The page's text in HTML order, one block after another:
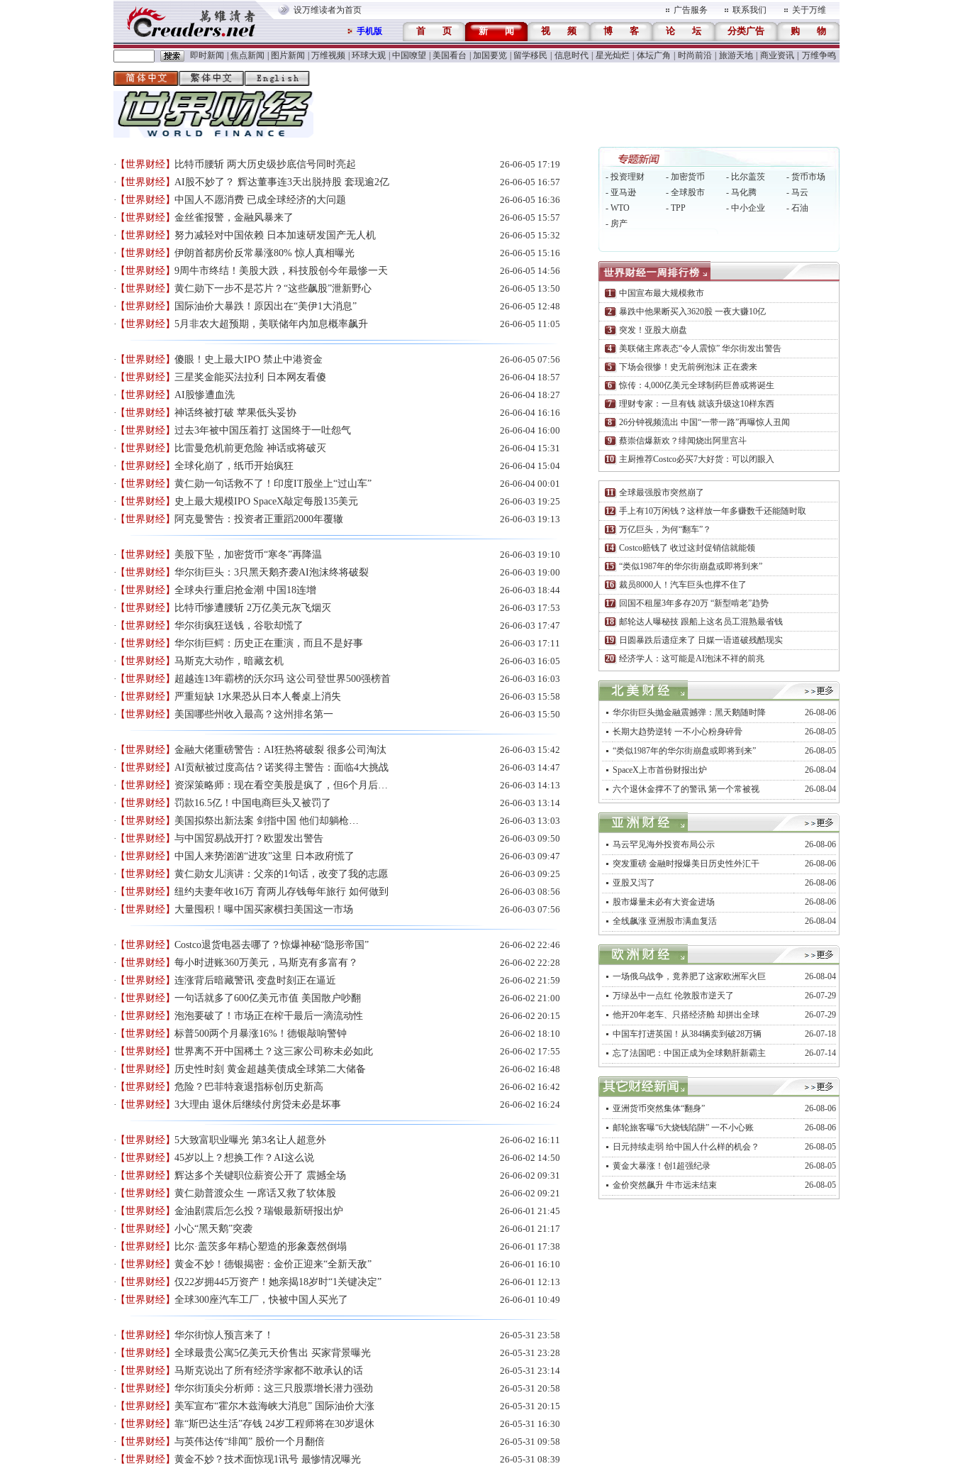
设万维读者为首页 广告服务 联系我们 关于万维
手机版 首 页 新 闻 视 频 博 客 论 坛 分类广告 购 物
即时新闻 焦点新闻 图片新闻 万维视频 环球大观 中国嘹望 美国看台 加国要览 留学移民 信息时代 星光灿烂 体坛广角 时尚前沿 旅游天地 商业资讯 万维争鸣
【世界财经】 比特币腰斩 两大历史级抄底信号同时亮起
26-06-05 17:19
【世界财经】AI股不妙了？ 辉达董事连3天出脱持股 套现逾2亿
26-06-05 16:57
【世界财经】中国人不愿消费 已成全球经济的大问题
26-06-05 16:36
【世界财经】金丝雀报警，金融风暴来了
26-06-05 15:57
【世界财经】努力减轻对中国依赖 日本加速研发国产无人机
26-06-05 15:32
【世界财经】伊朗首都房价反常暴涨80% 惊人真相曝光
26-06-05 15:16
【世界财经】9周牛市终结！美股大跌，科技股创今年最惨一天
26-06-05 14:56
【世界财经】黄仁勋下一步不是芯片？“这些飙股”泄新野心
26-06-05 13:50
【世界财经】
国际油价大暴跌！原因出在“美伊1大消息”
26-06-05 12:48
【世界财经】5月非农大超预期，美联储年内加息概率飙升 26-06-05 11:05
【世界财经】傻眼！史上最大IPO 禁止中港资金
26-06-05 07:56
【世界财经】三星奖金能买法拉利 日本网友看傻
26-06-04 18:57
【世界财经】AI股惨遭血洗
26-06-04 18:27
【世界财经】神话终被打破 苹果低头妥协
26-06-04 16:16
【世界财经】过去3年被中国压着打 这国终于一吐怨气
26-06-04 16:00
【世界财经】 比雷曼危机前更危险 神话或将破灭
26-06-04 15:31
【世界财经】全球化崩了，纸币开始疯狂
26-06-04 15:04
【世界财经】黄仁勋一句话救不了！印度IT股坐上“过山车”
26-06-04 00:01
【世界财经】 史上最大规模IPO SpaceX敲定每股135美元
26-06-03 19:25
【世界财经】 阿克曼警告：投资者正重蹈2000年覆辙 26-06-03 19:13
【世界财经】美股下坠，加密货币“寒冬”再降温
26-06-03 19:10
【世界财经】华尔街巨头：3只黑天鹅齐袭AI泡沫终将破裂
26-06-03 19:00
【世界财经】全球央行重启抢金潮 中国18连增
26-06-03 18:44
【世界财经】 比特币惨遭腰斩 2万亿美元灰飞烟灭
26-06-03 17:53
【世界财经】华尔街疯狂送钱，谷歌却慌了
26-06-03 17:47
【世界财经】华尔街巨鳄：历史正在重演，而且不是好事
26-06-03 17:11
【世界财经】马斯克大动作，暗藏玄机
26-06-03 16:05
【世界财经】超越连13年霸榜的沃尔玛 这公司登世界500强榜首
26-06-03 16:03
【世界财经】严重短缺 1水果恐从日本人餐桌上消失
26-06-03 15:58
【世界财经】美国哪些州收入最高？这州排名第一 26-06-03 15:50
【世界财经】金融大佬重磅警告：AI狂热将破裂 很多公司淘汰
26-06-03 15:42
【世界财经】AI贡献被过度高估？诺奖得主警告：面临4大挑战
26-06-03 14:47
【世界财经】资深策略师：现在看空美股是疯了，但6个月后…
26-06-03 14:13
【世界财经】罚款16.5亿！中国电商巨头又被罚了
26-06-03 13:14
【世界财经】美国拟祭出新法案 剑指中国 他们却躺枪…
26-06-03 13:03
【世界财经】与中国贸易战开打？欧盟发出警告
26-06-03 09:50
【世界财经】中国人来势汹汹“进攻”这里 日本政府慌了
26-06-03 09:47
【世界财经】黄仁勋女儿演讲：父亲的1句话，改变了我的志愿
26-06-03 09:25
【世界财经】纽约夫妻年收16万 育两儿存钱每年旅行 如何做到
26-06-03 08:56
【世界财经】大量囤积！曝中国买家横扫美国这一市场 26-06-03 07:56
【世界财经】Costco退货电器去哪了？惊爆神秘“隐形帝国”
26-06-02 22:46
【世界财经】每小时进账360万美元，马斯克有多富有？
26-06-02 22:28
【世界财经】连涨背后暗藏警讯 变盘时刻正在逼近
26-06-02 21:59
【世界财经】一句话就多了600亿美元市值 美国散户吵翻
26-06-02 21:00
【世界财经】泡泡要破了！市场正在榨干最后一滴流动性
26-06-02 20:15
【世界财经】标普500两个月暴涨16%！德银敲响警钟
26-06-02 18:10
【世界财经】世界离不开中国稀土？这三家公司称未必如此
26-06-02 17:55
【世界财经】历史性时刻 黄金超越美债成全球第二大储备
26-06-02 16:48
【世界财经】危险？巴菲特衰退指标创历史新高
26-06-02 16:42
【世界财经】3大理由 退休后继续付房贷未必是坏事 26-06-02 16:24
【世界财经】5大致富职业曝光 第3名让人超意外
26-06-02 16:11
【世界财经】45岁以上？想换工作？AI这么说
26-06-02 14:50
【世界财经】辉达多个关键职位薪资公开了 震撼全场
26-06-02 09:31
【世界财经】黄仁勋普渡众生 一席话又救了软体股
26-06-02 09:21
【世界财经】金油剧震后怎么投？瑞银最新研报出炉
26-06-01 21:45
【世界财经】小心“黑天鹅”突袭
26-06-01 21:17
【世界财经】 比尔·盖茨多年精心塑造的形象轰然倒塌
26-06-01 17:38
【世界财经】黄金不妙！德银揭密：金价正迎来“全新天敌”
26-06-01 16:10
【世界财经】仅22岁拥445万资产！她亲揭18岁时“1关键决定”
26-06-01 12:13
【世界财经】全球300座汽车工厂，快被中国人买光了 26-06-01 10:49
【世界财经】华尔街惊人预言来了！
26-05-31 23:58
【世界财经】全球最贵公寓5亿美元天价售出 买家背景曝光
26-05-31 23:28
【世界财经】马斯克说出了所有经济学家都不敢承认的话
26-05-31 23:14
【世界财经】华尔街顶尖分析师：这三只股票增长潜力强劲
26-05-31 20:58
【世界财经】美军宣布“霍尔木兹海峡大消息” 国际油价大涨
26-05-31 20:15
【世界财经】靠“斯巴达生活”存钱 24岁工程师将在30岁退休
26-05-31 16:30
【世界财经】与英伟达传“绯闻” 股价一个月翻倍
26-05-31 09:58
【世界财经】黄金不妙？技术面惊现1讯号 最惨情况曝光
26-05-31 08:39
- 投资理财 - 加密货币 - 比尔盖茨
- 货币市场
- 亚马逊
- 全球股市 - 马化腾
- 马云
- WTO
- TPP - 中小企业
- 石油
- 房产
中国宣布最大规模救市
暴跌中他果断买入3620股 一夜大赚10亿
突发！亚股大崩盘
美联储主席表态“令人震惊” 华尔街发出警告
下场会很惨！史无前例泡沫 正在袭来
惊传：4,000亿美元全球制药巨兽或将诞生
理财专家：一旦有钱 就该升级这10样东西
26分钟视频流出 中国“一带一路”再曝惊人丑闻
蔡崇信爆新欢？绯闻烧出阿里宫斗
主厨推荐Costco必买7大好货：可以闭眼入
全球最强股市突然崩了
手上有10万闲钱？这样放一年多赚数千还能随时取
万亿巨头，为何“翻车”？
Costco赔钱了 收过这封促销信就能领
“类似1987年的华尔街崩盘或即将到来”
裁员8000人！汽车巨头也撑不住了
回国不租屋3年多存20万 “新型啃老”趋势
邮轮达人曝秘技 跟船上这名员工混熟最省钱
日圆暴跌后遗症来了 日媒一语道破残酷现实
经济学人：这可能是AI泡沫不祥的前兆
华尔街巨头抛金融震撼弹：黑天鹅随时降
26-08-06
长期大趋势逆转 一不小心粉身碎骨
26-08-05
“类似1987年的华尔街崩盘或即将到来”
26-08-05
SpaceX上市首份财报出炉
26-08-04
六个退休金撑不了的警讯 第一个常被视
26-08-04
马云罕见海外投资布局公示
26-08-06
突发重磅 金融时报爆美日历史性外汇干
26-08-06
亚股又泻了
26-08-06
股市爆量未必有大资金进场
26-08-06
全线飙涨 亚洲股市满血复活
26-08-04
一场俄乌战争，竟养肥了这家欧洲军火巨
26-08-04
万绿丛中一点红 伦敦股市逆天了
26-07-29
他开20年老车、只搭经济舱 却拼出全球
26-07-29
中国车打进英国！从384辆卖到破28万辆
26-07-18
忘了法国吧：中国正成为全球鹅肝新霸主
26-07-14
亚洲货币突然集体“翻身”
26-08-06
邮轮旅客曝“6大烧钱陷阱” 一不小心账
26-08-06
日元持续走弱 给中国人什么样的机会？
26-08-05
黄金大暴涨！创1超强纪录
26-08-05
金价突然飙升 牛市远未结束
26-08-05